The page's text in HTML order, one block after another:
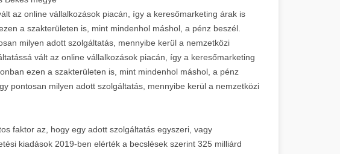
az online vállalkozások piacán, így a keresőmarketing árak is
a szakterületen is, mint mindenhol máshol, a pénz beszél.
milyen adott szolgáltatás, mennyibe kerül a nemzetközi
vált az online vállalkozások piacán, így a keresőmarketing
ezen a szakterületen is, mint mindenhol máshol, a pénz
pontosan milyen adott szolgáltatás, mennyibe kerül a nemzetközi
faktor az, hogy egy adott szolgáltatás egyszeri, vagy
kiadások 2019-ben elérték a becslések szerint 325 milliárd